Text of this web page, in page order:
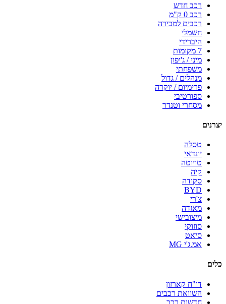
רכב חדש
רכב 0 ק"מ
רכבים למכירה
חשמלי
היברידי
7 מקומות
מיני / ג'יפון
משפחתי
מנהלים / גדול
פרימיום / יוקרה
ספורטיבי
מסחרי וטנדר
יצרנים
טסלה
יונדאי
טויוטה
קיה
סקודה
BYD
צ'רי
מאזדה
מיצובישי
סוזוקי
סיאט
אמ.ג'י MG
כלים
דו"ח קארזון
השוואת רכבים
חדשות רכב